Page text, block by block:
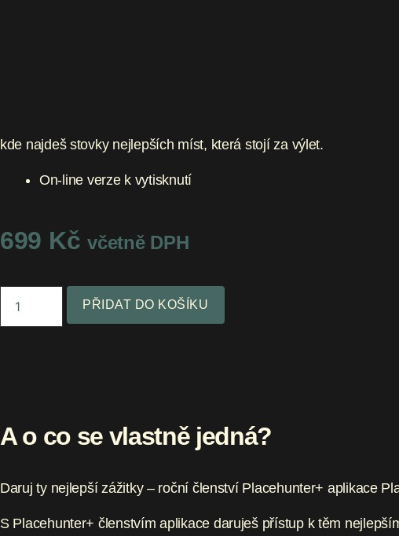
kde najdeš stovky nejlepších míst, která stojí za výlet.
On-line verze k vytisknutí
699 Kč včetně DPH
balení​
PŘIDAT DO KOŠÍKU
A o co se vlastně jedná?
Daruj ty nejlepší zážitky – roční členství Placehunter+ aplikace
S Placehunter+ členstvím aplikace daruješ přístup k těm